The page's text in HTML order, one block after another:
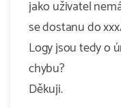
jako uživatel
se dostanu do
Logy jsou tedy o
chybu?
Děkuji.